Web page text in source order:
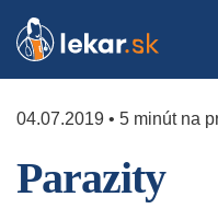
04.07.2019 • 5 minút na
Parazity